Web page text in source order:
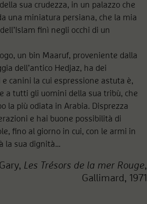
sua crudezza, in un palazzo che
una miniatura persiana, che la mia
finì negli occhi di un
un bin Maaruf, proveniente dalla
dell’antico Hedjaz, ha dei
canini la cui espressione astuta è,
a tutti gli uomini della sua tribù, che
la più odiata in Arabia. Disprezza
e hai buone possibilità di
fino al giorno in cui, con le armi in
la sua dignità…
Les Trésors de la mer Rouge,
Gallimard, 1971